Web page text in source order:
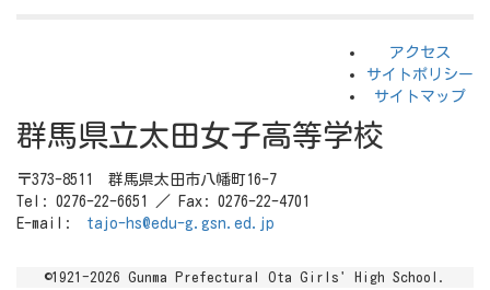
アクセス
サイトポリシー
サイトマップ
群馬県立太田女子高等学校
〒373-8511 群馬県太田市八幡町16-7
Tel: 0276-22-6651 ／ Fax: 0276-22-4701
E-mail: tajo-hs@edu-g.gsn.ed.jp
©1921-2026 Gunma Prefectural Ota Girls' High School.